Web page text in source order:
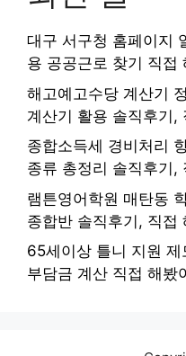
대구 서구청 홈페이지
용 공공근로 찾기 직접
해고예고수당 계산기
계산기 활용 솔직후기,
종합소득세 경비처리
종류 총정리 솔직후기,
램튼영어학원 매탄동
종합반 솔직후기, 직접
65세이상 틀니 지원
부담금 계산 직접 해봤